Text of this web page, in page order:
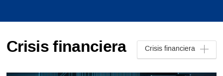
Crisis financiera Crisis financiera